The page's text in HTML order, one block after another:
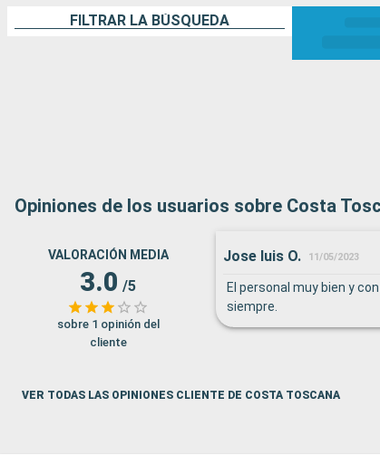
FILTRAR LA BÚSQUEDA
Opiniones de los usuarios sobre Costa
VALORACIÓN MEDIA
3.0 /5
sobre 1 opinión del
cliente
Jose luis O. 11/05/2023
El personal muy bien y
siempre.
VER TODAS LAS OPINIONES CLIENTE DE COSTA TOSCANA